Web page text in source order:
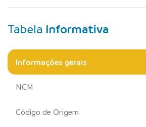
Tabela Informativa
Informações gerais
NCM
Código de Origem